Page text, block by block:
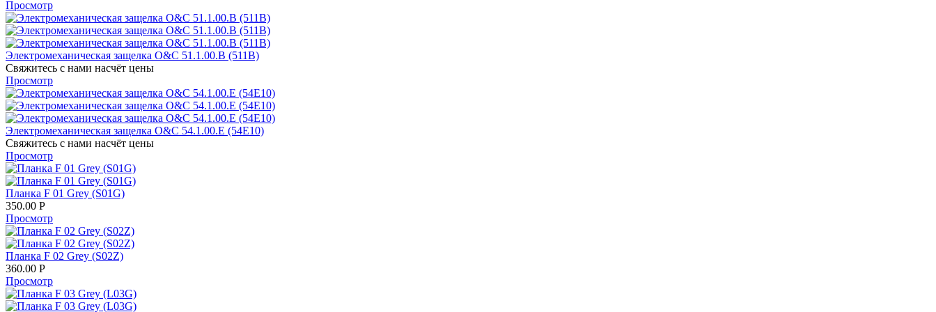
Просмотр
Электромеханическая защелка O&C 51.1.00.B (511B)
Свяжитесь с нами насчёт цены
Просмотр
Электромеханическая защелка O&C 54.1.00.E (54Е10)
Свяжитесь с нами насчёт цены
Просмотр
Планка F 01 Grey (S01G)
350.00 Р
Просмотр
Планка F 02 Grey (S02Z)
360.00 Р
Просмотр